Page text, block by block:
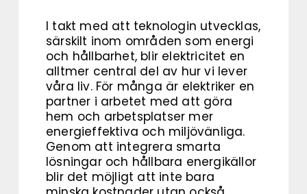
I takt med att teknologin utvecklas,
särskilt inom områden som energi
och hållbarhet, blir elektricitet en
alltmer central del av hur vi lever
våra liv. För många är elektriker en
partner i arbetet med att göra
hem och arbetsplatser mer
energieffektiva och miljövänliga.
Genom att integrera smarta
lösningar och hållbara energikällor
blir det möjligt att inte bara